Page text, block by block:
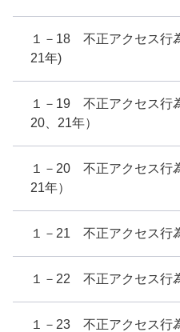
１－18 不正アクセス行
21年)
１－19 不正アクセス行
20、21年）
１－20 不正アクセス行
21年）
１－21 不正アクセス行
１－22 不正アクセス行
１－23 不正アクセス行